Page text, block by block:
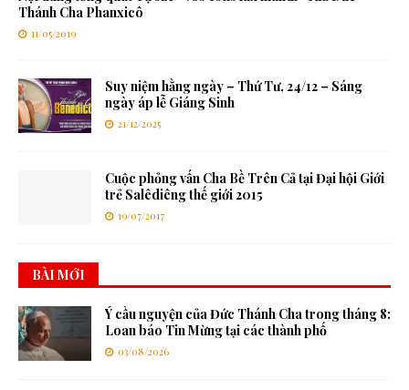
Thánh Cha Phanxicô
11/05/2019
Suy niệm hằng ngày – Thứ Tư, 24/12 – Sáng
ngày áp lễ Giáng Sinh
21/12/2025
Cuộc phỏng vấn Cha Bề Trên Cả tại Đại hội Giới
trẻ Salêdiêng thế giới 2015
19/07/2017
BÀI MỚI
Ý cầu nguyện của Đức Thánh Cha trong tháng 8:
Loan báo Tin Mừng tại các thành phố
03/08/2026